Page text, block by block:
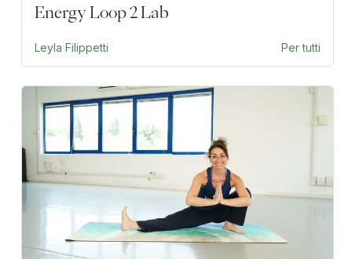
Energy Loop 2 Lab
Leyla Filippetti Per tutti